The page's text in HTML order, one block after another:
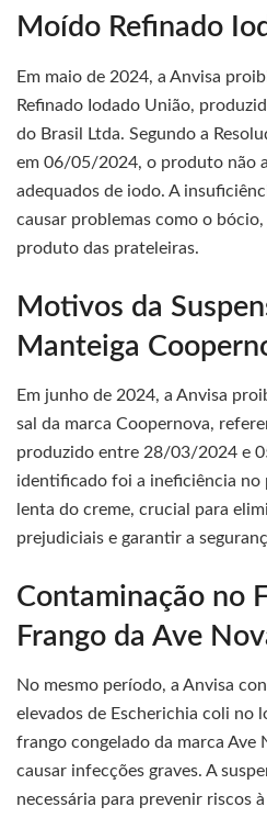
Moído Refinado
Em maio de 2024, a Anvisa
Refinado Iodado União,
do Brasil Ltda. Segundo a
em 06/05/2024, o produto não
adequados de iodo. A
causar problemas como o
produto das prateleiras.
Motivos da
Manteiga
Em junho de 2024, a Anvisa
sal da marca Coopernova,
produzido entre 28/03/2024 e
identificado foi a ineficiência no
lenta do creme, crucial para
prejudiciais e garantir a
Contaminação no
Frango da Ave
No mesmo período, a Anvisa
elevados de Escherichia coli no
frango congelado da marca Ave
causar infecções graves. A
necessária para prevenir riscos